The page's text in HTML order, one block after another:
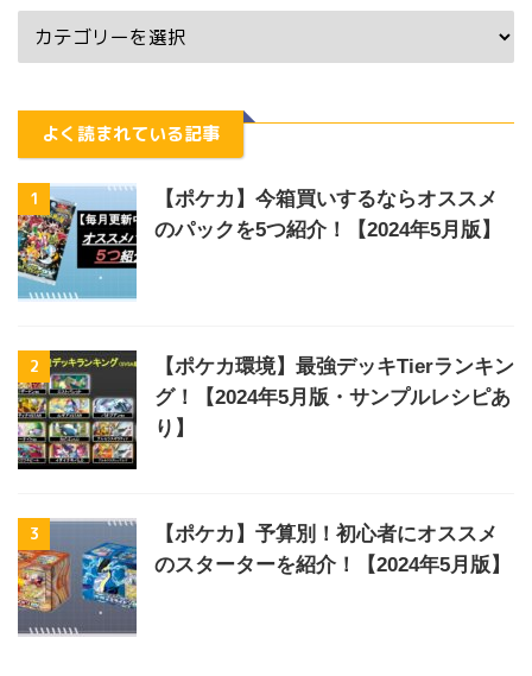
よく読まれている記事
1
【ポケカ】今箱買いするならオススメ
のパックを5つ紹介！【2024年5月版】
2
【ポケカ環境】最強デッキTierランキン
グ！【2024年5月版・サンプルレシピあ
り】
3
【ポケカ】予算別！初心者にオススメ
のスターターを紹介！【2024年5月版】